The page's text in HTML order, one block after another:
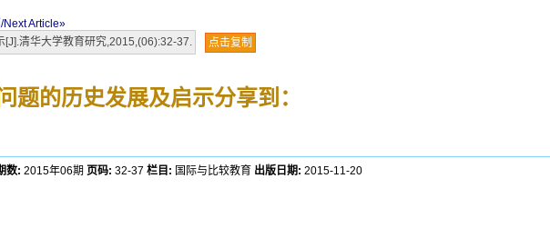
/Next Article»
[J].清华大学教育研究,2015,(06):32-37.
点击复制
题的历史发展及启示分享到：
数: 2015年06期 页码: 32-37 栏目: 国际与比较教育 出版日期: 2015-11-20